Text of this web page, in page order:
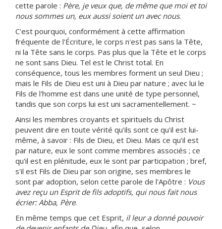
cette parole : Père, je veux que, de même que moi et toi
nous sommes un, eux aussi soient un avec nous.
C'est pourquoi, conformément à cette affirmation
fréquente de l'Écriture, le corps n'est pas sans la Tête,
ni la Tête sans le corps. Pas plus que la Tête et le corps
ne sont sans Dieu. Tel est le Christ total. En
conséquence, tous les membres forment un seul Dieu ;
mais le Fils de Dieu est uni à Dieu par nature ; avec lui le
Fils de l'homme est dans une unité de type personnel,
tandis que son corps lui est uni sacramentellement. ~
Ainsi les membres croyants et spirituels du Christ
peuvent dire en toute vérité qu'ils sont ce qu'il est lui-
même, à savoir : Fils de Dieu, et Dieu. Mais ce qu'il est
par nature, eux le sont comme membres associés ; ce
qu'il est en plénitude, eux le sont par participation ; bref,
s'il est Fils de Dieu par son origine, ses membres le
sont par adoption, selon cette parole de l'Apôtre : Vous
avez reçu un Esprit de fils adoptifs, qui nous fait nous
écrier: Abba, Père.
En même temps que cet Esprit, il leur a donné pouvoir